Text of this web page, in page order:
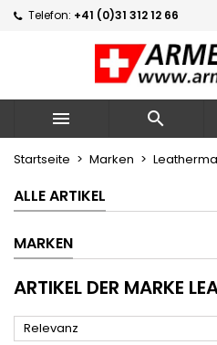
Telefon: +41 (0)31 312 12 66
 
Startseite Marken
ALLE ARTIKEL
MARKEN
ARTIKEL DER MARKE
Relevanz
Neue Liste erstellen
((confirmMessage))
((cancelText))
Name der Wunschliste
Sie müssen angemeldet
Wunschliste hinzufügen zu